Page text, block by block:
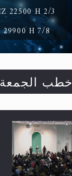
22500 H 2/3
29900 H 7/8
خطب الجمعة